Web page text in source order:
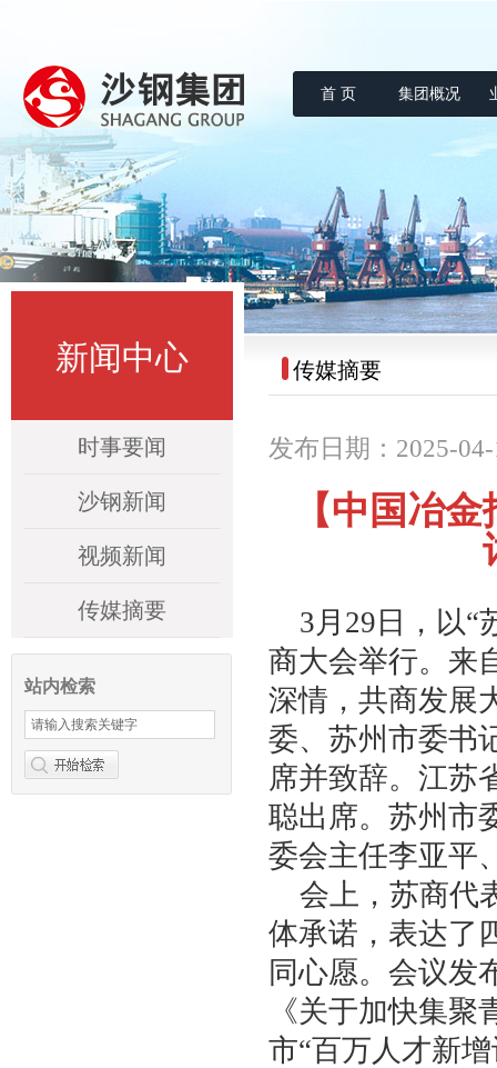
沙钢集团
首 页 集团概况
新闻中心
时事要闻
沙钢新闻
视频新闻
传媒摘要
站内检索
传媒摘要
发布日期：2025-
【中国冶
3月29日，以“
商大会举行。来
深情，共商发展
委、苏州市委书
席并致辞。江苏
聪出席。苏州市
委会主任李亚平
会上，苏商代
体承诺，表达了
同心愿。会议发
《关于加快集
市“百万人才新